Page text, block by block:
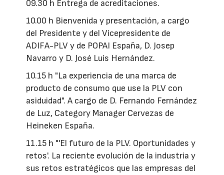
09.30 h Entrega de acreditaciones.
10.00 h Bienvenida y presentación, a cargo
del Presidente y del Vicepresidente de
ADIFA-PLV y de POPAI España, D. Josep
Navarro y D. José Luis Hernández.
10.15 h "La experiencia de una marca de
producto de consumo que use la PLV con
asiduidad". A cargo de D. Fernando Fernández
de Luz, Category Manager Cervezas de
Heineken España.
11.15 h "'El futuro de la PLV. Oportunidades y
retos'. La reciente evolución de la industria y
sus retos estratégicos que las empresas del